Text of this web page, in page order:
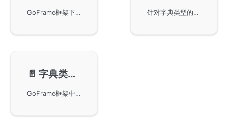
GoFrame框架下gmap模块的基本使用方法，包括并发安全特性的开关操作，键值对的设置、查询和删除，以及数据结构的有序遍历、序列化与反序列化等内容。v2.10版本新增泛型Map支持，提供类型安全的映射操作，并支持自定义nil值检查器，并提供了详细的代码示例与执行结果。 针对字典类型的性能进行详细测试和分析。通过对GoFrame框架中的gmap与标准库sync.Map的性能比较，揭示在并发安全与非并发安全不同场景下的效率表现。包括不同类型map的性能基准测试，如HashMap、ListMap和TreeMap，提供开发者优化应用程序的实时参考。
📄️ 字典类型-方法介绍
GoFrame框架中AnyAnyMap的各种方法，包括创建、克隆、迭代、设置、删除和合并等操作。同时，还提供了代码示例以帮助理解这些方法的使用方式确保代码的并发安全性，更详细内容可参考GoFrame框架文档。